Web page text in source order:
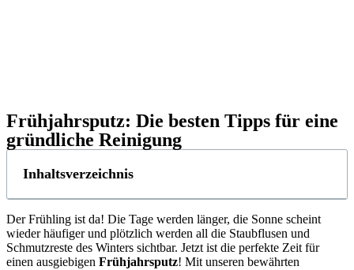
Frühjahrsputz: Die besten Tipps für eine
gründliche Reinigung
Inhaltsverzeichnis
Der Frühling ist da! Die Tage werden länger, die Sonne scheint
wieder häufiger und plötzlich werden all die Staubflusen und
Schmutzreste des Winters sichtbar. Jetzt ist die perfekte Zeit für
einen ausgiebigen Frühjahrsputz! Mit unseren bewährten